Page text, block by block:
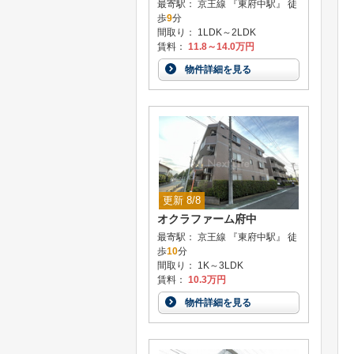
最寄駅： 京王線 『東府中駅』 徒
歩9分
間取り： 1LDK～2LDK
賃料： 11.8～14.0万円
物件詳細を見る
更新 8/8
オクラファーム府中
最寄駅： 京王線 『東府中駅』 徒
歩10分
間取り： 1K～3LDK
賃料： 10.3万円
物件詳細を見る